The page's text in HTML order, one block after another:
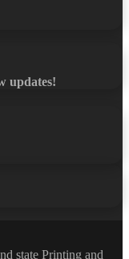
updates!
state Printing and